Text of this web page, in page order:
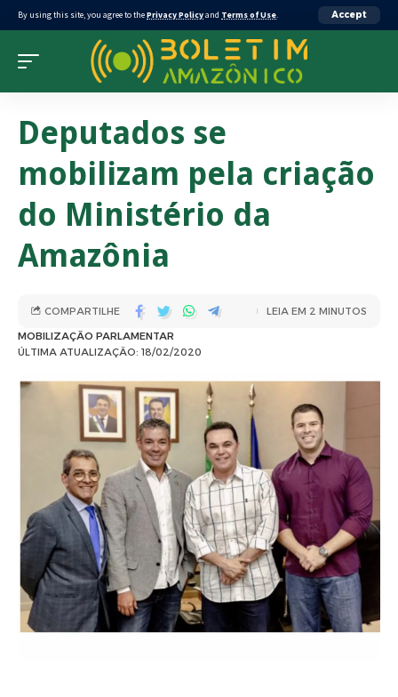
By using this site, you agree to thePrivacy Policyand Terms of Use. Accept
Deputados se
mobilizam pela criação
do Ministério da
Amazônia
ÚLTIMA ATUALIZAÇÃO: 18/02/2020
MOBILIZAÇÃO PARLAMENTAR
COMPARTILHE LEIA EM 2 MINUTOS